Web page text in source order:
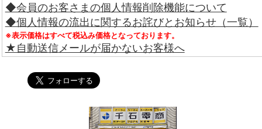
◆会員のお客さまの個人情報削除機能について
◆個人情報の流出に関するお詫びとお知らせ（一覧）
※表示価格はすべて税込み価格となっております。
★自動送信メールが届かないお客様へ